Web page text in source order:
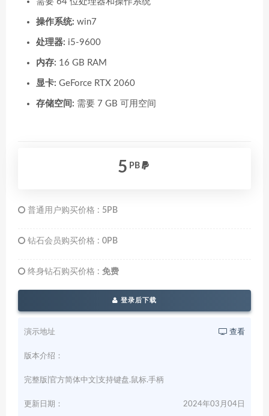
操作系统: win7
处理器: i5-9600
内存: 16 GB RAM
显卡: GeForce RTX 2060
存储空间: 需要 7 GB 可用空间
5 PB
普通用户购买价格 : 5PB
钻石会员购买价格 : 0PB
终身钻石购买价格 : 免费
登录后下载
演示地址 查看
版本介绍：
完整版|官方简体中文|支持键盘.鼠标.手柄
更新日期： 2024年03月04日